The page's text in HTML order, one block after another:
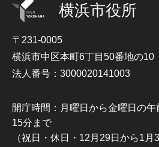
横浜市役所
〒231-0005
横浜市中区本町6丁目50番地の10
法人番号：3000020141003
開庁時間：月曜日から金曜日の
15分まで
（祝日・休日・12月29日から1月